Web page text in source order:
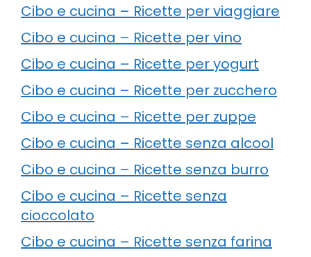
Cibo e cucina – Ricette per viaggiare
Cibo e cucina – Ricette per vino
Cibo e cucina – Ricette per yogurt
Cibo e cucina – Ricette per zucchero
Cibo e cucina – Ricette per zuppe
Cibo e cucina – Ricette senza alcool
Cibo e cucina – Ricette senza burro
Cibo e cucina – Ricette senza
cioccolato
Cibo e cucina – Ricette senza farina